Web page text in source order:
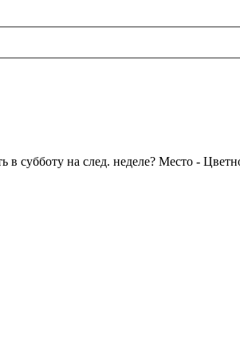
субботу на след. неделе? Место -